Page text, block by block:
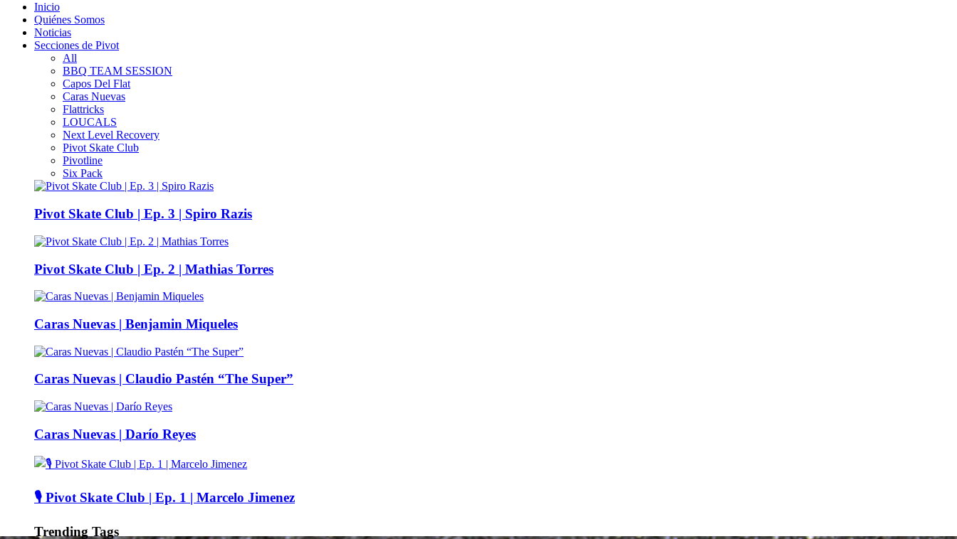
Inicio
Quiénes Somos
Noticias
Secciones de Pivot
All
BBQ TEAM SESSION
Capos Del Flat
Caras Nuevas
Flattricks
LOUCALS
Next Level Recovery
Pivot Skate Club
Pivotline
Six Pack
Pivot Skate Club | Ep. 3 | Spiro Razis
Pivot Skate Club | Ep. 2 | Mathias Torres
Caras Nuevas | Benjamin Miqueles
Caras Nuevas | Claudio Pastén “The Super”
Caras Nuevas | Darío Reyes
🎙️ Pivot Skate Club | Ep. 1 | Marcelo Jimenez
Trending Tags